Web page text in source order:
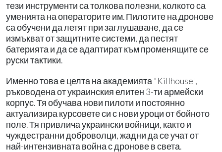
тези инструменти са толкова полезни, колкото са
уменията на операторите им. Пилотите на дронове
са обучени да летят при заглушаване, да се
измъкват от защитните системи, да пестят
батерията и да се адаптират към променящите се
руски тактики.
Именно това е целта на академията "Killhouse",
ръководена от украинския елитен 3-ти армейски
корпус. Тя обучава нови пилоти и постоянно
актуализира курсовете си с нови уроци от бойното
поле. Тя привлича украински войници, както и
чуждестранни доброволци, жадни да се учат от
най-интензивната война с дронове в света.